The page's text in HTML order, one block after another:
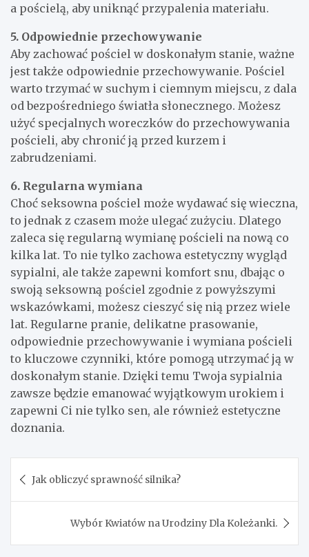
a pościelą, aby uniknąć przypalenia materiału.
5. Odpowiednie przechowywanie
Aby zachować pościel w doskonałym stanie, ważne
jest także odpowiednie przechowywanie. Pościel
warto trzymać w suchym i ciemnym miejscu, z dala
od bezpośredniego światła słonecznego. Możesz
użyć specjalnych woreczków do przechowywania
pościeli, aby chronić ją przed kurzem i
zabrudzeniami.
6. Regularna wymiana
Choć seksowna pościel może wydawać się wieczna,
to jednak z czasem może ulegać zużyciu. Dlatego
zaleca się regularną wymianę pościeli na nową co
kilka lat. To nie tylko zachowa estetyczny wygląd
sypialni, ale także zapewni komfort snu, dbając o
swoją seksowną pościel zgodnie z powyższymi
wskazówkami, możesz cieszyć się nią przez wiele
lat. Regularne pranie, delikatne prasowanie,
odpowiednie przechowywanie i wymiana pościeli
to kluczowe czynniki, które pomogą utrzymać ją w
doskonałym stanie. Dzięki temu Twoja sypialnia
zawsze będzie emanować wyjątkowym urokiem i
zapewni Ci nie tylko sen, ale również estetyczne
doznania.
wpisu
Jak obliczyć sprawność silnika?
Wybór Kwiatów na Urodziny Dla Koleżanki.